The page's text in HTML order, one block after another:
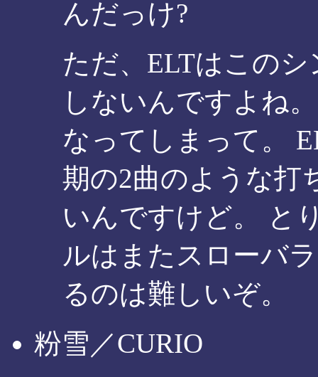
んだっけ?
ただ、ELTはこの
しないんですよね
なってしまって。
期の2曲のような打
いんですけど。 と
ルはまたスローバ
るのは難しいぞ。
粉雪／CURIO